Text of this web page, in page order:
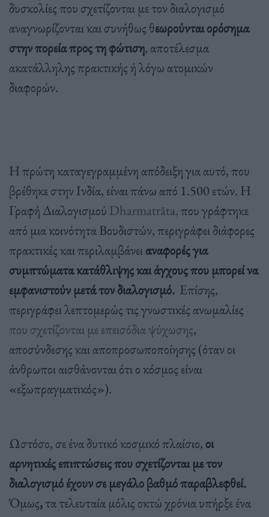
δυσκολίες που σχετίζονται με τον διαλογισμό
αναγνωρίζονται και συνήθως θεωρούνται ορόσημα
στην πορεία προς τη φώτιση, αποτέλεσμα
ακατάλληλης πρακτικής ή λόγω ατομικών
διαφορών.
Η πρώτη καταγεγραμμένη απόδειξη για αυτό, που
βρέθηκε στην Ινδία, είναι πάνω από 1.500 ετών. Η
Γραφή Διαλογισμού Dharmatrāta,που γράφτηκε
από μια κοινότητα Βουδιστών, περιγράφει διάφορες
πρακτικές και περιλαμβάνειαναφορές για
συμπτώματα κατάθλιψης και άγχους που μπορεί να
εμφανιστούν μετά τον διαλογισμό. Επίσης,
περιγράφει λεπτομερώς τις γνωστικές ανωμαλίες
που σχετίζονται με επεισόδια ψύχωσης,
αποσύνδεσης και αποπροσωποποίησης (όταν οι
άνθρωποι αισθάνονται ότι ο κόσμος είναι
«εξωπραγματικός»).
Ωστόσο, σε ένα δυτικό κοσμικό πλαίσιο, οι
αρνητικές επιπτώσεις που σχετίζονται με τον
διαλογισμό έχουν σε μεγάλο βαθμό παραβλεφθεί.
Όμως,τα τελευταία μόλις οκτώ χρόνια υπήρξε ένα